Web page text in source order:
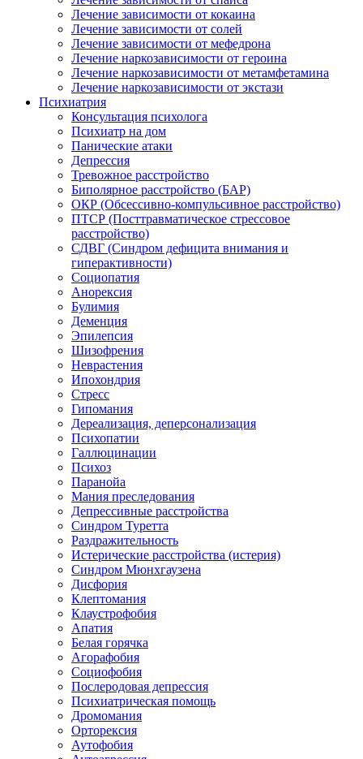
Лечение зависимости от кокаина
Лечение зависимости от солей
Лечение зависимости от мефедрона
Лечение наркозависимости от героина
Лечение наркозависимости от метамфетамина
Лечение наркозависимости от экстази
Психиатрия
Консультация психолога
Психиатр на дом
Панические атаки
Депрессия
Тревожное расстройство
Биполярное расстройство (БАР)
ОКР (Обсессивно-компульсивное расстройство)
ПТСР (Посттравматическое стрессовое
расстройство)
СДВГ (Синдром дефицита внимания и
гиперактивности)
Социопатия
Анорексия
Булимия
Деменция
Эпилепсия
Шизофрения
Неврастения
Ипохондрия
Стресс
Гипомания
Дереализация, деперсонализация
Психопатии
Галлюцинации
Психоз
Паранойа
Мания преследования
Депрессивные расстройства
Синдром Туретта
Раздражительность
Истерические расстройства (истерия)
Синдром Мюнхгаузена
Дисфория
Клептомания
Клаустрофобия
Апатия
Белая горячка
Агорафобия
Социофобия
Послеродовая депрессия
Психиатрическая помощь
Дромомания
Орторексия
Аутофобия